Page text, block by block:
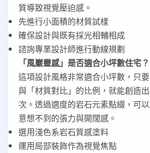
質導致視覺壓迫感。
先進行小面積的材質試樣
確保設計與既有採光相輔相成
諮詢專業設計師進行動線規劃
「風巖靈感」是否適合小坪數住宅？
這項設計風格非常適合小坪數，只要
與「材質對比」的比例，就能創造
次。透過適度的岩石元素點綴，可
意想不到的張力與開闊感。
選用淺色系岩石質感塗料
運用局部裝飾作為視覺焦點